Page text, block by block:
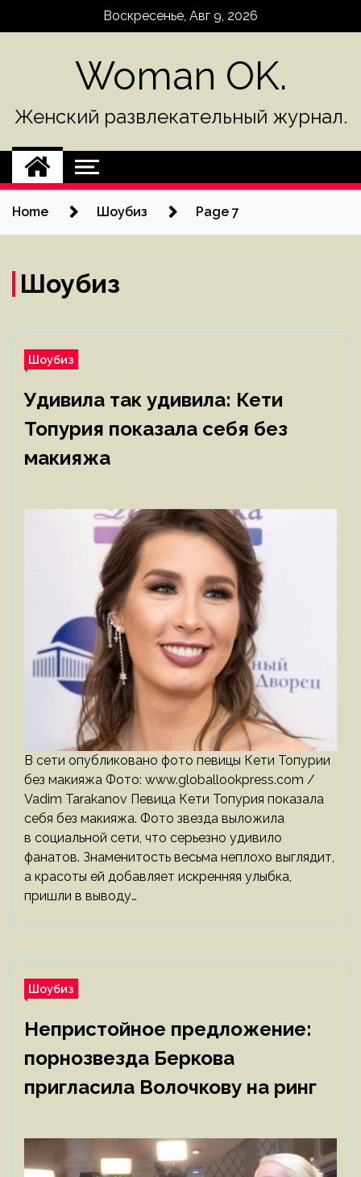
Воскресенье, Авг 9, 2026
Woman OK.
Женский развлекательный журнал.
Home Шоубиз Page 7
Шоубиз
Шоубиз
Удивила так удивила: Кети
Топурия показала себя без
макияжа
В сети опубликовано фото певицы Кети Топурии
без макияжа Фото: www.globallookpress.com /
Vadim Tarakanov Певица Кети Топурия показала
себя без макияжа. Фото звезда выложила
в социальной сети, что серьезно удивило
фанатов. Знаменитость весьма неплохо выглядит,
а красоты ей добавляет искренняя улыбка,
пришли в выводу…
Шоубиз
Непристойное предложение:
порнозвезда Беркова
пригласила Волочкову на ринг